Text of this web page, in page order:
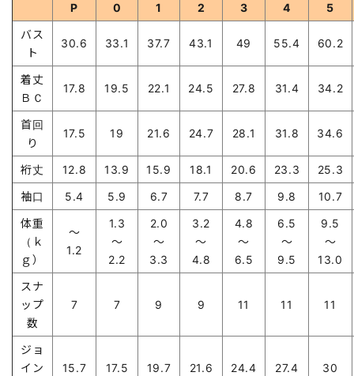
P 0 1 2 3 4
5
バス
ト
30.6 33.1 37.7 43.1 49 55.4 60.2
着丈
ＢＣ
17.8 19.5 22.1 24.5 27.8 31.4 34.2
首回
り
17.5 19 21.6 24.7 28.1 31.8 34.6
裄丈 12.8 13.9 15.9 18.1 20.6 23.3
25.3
袖口
5.4 5.9 6.7 7.7 8.7 9.8
10.7
体重
（ｋ
ｇ）
～
1.2
1.3
～
2.2
2.0
～
3.3
3.2
～
4.8
4.8
～
6.5
6.5
～
9.5
9.5
～
13.0
スナ
ップ
数
7 7 9 9 11 11 11
ジョ
イン
15.7 17.5 19.7 21.6 24.4 27.4 30